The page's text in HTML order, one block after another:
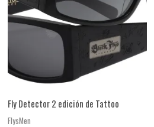
Fly Detector 2 edición de Tattoo
FlysMen